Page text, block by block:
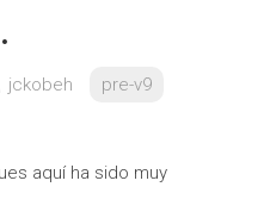
jckobeh pre-v9
aquí ha sido muy